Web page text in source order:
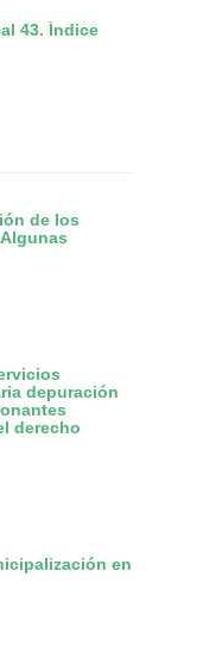
43. Índice
de los
depuración
derecho
en